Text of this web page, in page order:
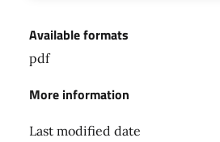
Available formats
pdf
More information
Last modified date